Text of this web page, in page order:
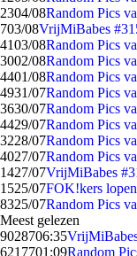
2304/08Random Pics
703/08VrijMiBabes
4103/08Random Pics
3002/08Random Pics
4401/08Random Pics
4931/07Random Pics
3630/07Random Pics
4429/07Random Pics
3228/07Random Pics
4027/07Random Pics
1427/07VrijMiBabes
1525/07FOK!kers
8325/07Random Pics
Meest gelezen
9028706:35
6217701:09Random